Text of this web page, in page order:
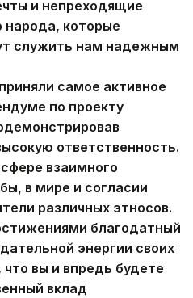
и непреходящие
народа, которые
служить нам надежным
самое активное
по проекту
ответственность.
взаимного
в мире и согласии
различных этносов.
благодатный
энергии своих
вы и впредь будете
вклад